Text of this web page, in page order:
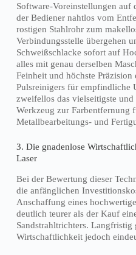
Software-Voreinstellungen auf
der Bediener nahtlos vom
rostigen Stahlrohr zum
Verbindungsstelle übergehen
Schweißschlacke sofort auf
alles mit genau derselben
Feinheit und höchste
Pulsreinigers für empfindliche
zweifellos das vielseitigste
Werkzeug zur Farbentfernung
Metallbearbeitungs- und
3. Die gnadenlose
Laser
Bei der Bewertung dieser
die anfänglichen
Anschaffung eines
deutlich teurer als der Kauf
Sandstrahltrichters. Langfristig
Wirtschaftlichkeit jedoch